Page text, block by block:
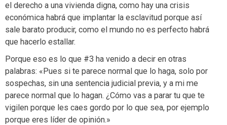
el derecho a una vivienda digna, como hay una crisis
económica habrá que implantar la esclavitud porque así
sale barato producir, como el mundo no es perfecto habrá
que hacerlo estallar.
Porque eso es lo que #3 ha venido a decir en otras
palabras: «Pues si te parece normal que lo haga, solo por
sospechas, sin una sentencia judicial previa, y a mi me
parece normal que lo hagan. ¿Cómo vas a parar tu que te
vigilen porque les caes gordo por lo que sea, por ejemplo
porque eres líder de opinión.»